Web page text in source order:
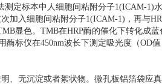
测定标本中人细胞间粘附分子1(ICAM-1)
加入细胞间粘附分子1(ICAM-1)，再与
显色。TMB在HRP酶的催化下转化成
酶标仪在450nm波长下测定吸光度（OD
、无沉淀或者絮状物。微孔板铝箔袋应